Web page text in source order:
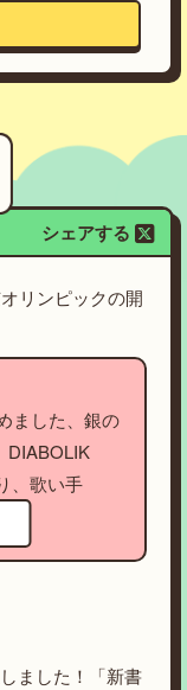
シェアする
リンピックの開
ました、銀の
DIABOLIK
、歌い手
ました！「新書